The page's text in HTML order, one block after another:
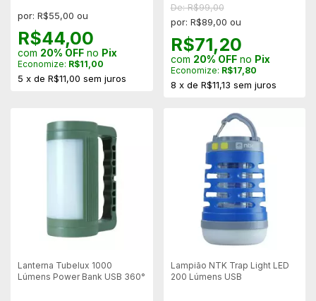
por: R$55,00 ou
R$44,00
com 20% OFF no Pix
Economize: R$11,00
5 x de R$11,00 sem juros
De: R$99,00
por: R$89,00 ou
R$71,20
com 20% OFFno Pix
Economize: R$17,80
8 x de R$11,13 sem juros
Lanterna Tubelux 1000
Lúmens Power Bank USB 360°
Lampião NTK Trap Light LED
200 Lúmens USB